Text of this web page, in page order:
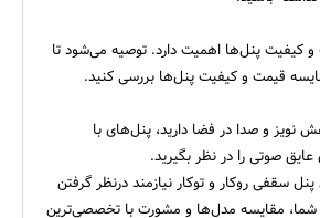
کیفیت پنل‌ها اهمیت دارد. توصیه می‌شود تا
قیمت و کیفیت پنل‌ها بررسی کنید.
نویز و صدا در فضا دارید، پنل‌های با
صوتی را در نظر بگیرید.
پنل سقفی روکار و توکار نیازمند درنظر گرفتن
مقایسه مدل‌ها و مشورت با تخصصی‌ترین